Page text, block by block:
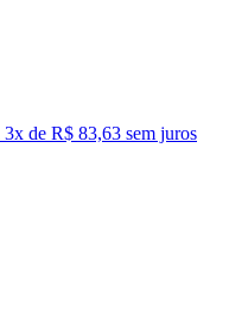
3x de R$ 83,63 sem juros